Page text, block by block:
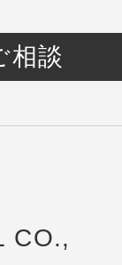
相談
CO.,